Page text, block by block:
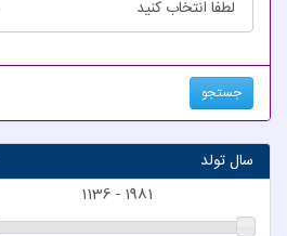
جستجو
سال تولد
1136 - 1981